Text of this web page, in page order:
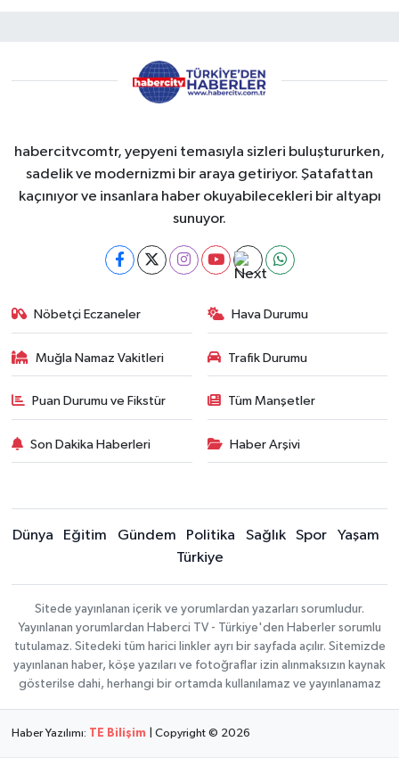
habercitvcomtr, yepyeni temasıyla sizleri buluştururken,
sadelik ve modernizmi bir araya getiriyor. Şatafattan
kaçınıyor ve insanlara haber okuyabilecekleri bir altyapı
sunuyor.
Nöbetçi Eczaneler Hava Durumu
Muğla Namaz Vakitleri Trafik Durumu
Puan Durumu ve Fikstür Tüm Manşetler
Son Dakika Haberleri Haber Arşivi
Dünya Eğitim Gündem Politika Sağlık Spor
Yaşam
Türkiye
Sitede yayınlanan içerik ve yorumlardan yazarları sorumludur.
Yayınlanan yorumlardan Haberci TV - Türkiye'den Haberler sorumlu
tutulamaz. Sitedeki tüm harici linkler ayrı bir sayfada açılır. Sitemizde
yayınlanan haber, köşe yazıları ve fotoğraflar izin alınmaksızın kaynak
gösterilse dahi, herhangi bir ortamda kullanılamaz ve yayınlanamaz
Haber Yazılımı: TE Bilişim | Copyright © 2026